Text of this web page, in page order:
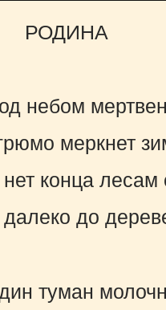
РОДИНА
небом
меркнет
конца
до
туман